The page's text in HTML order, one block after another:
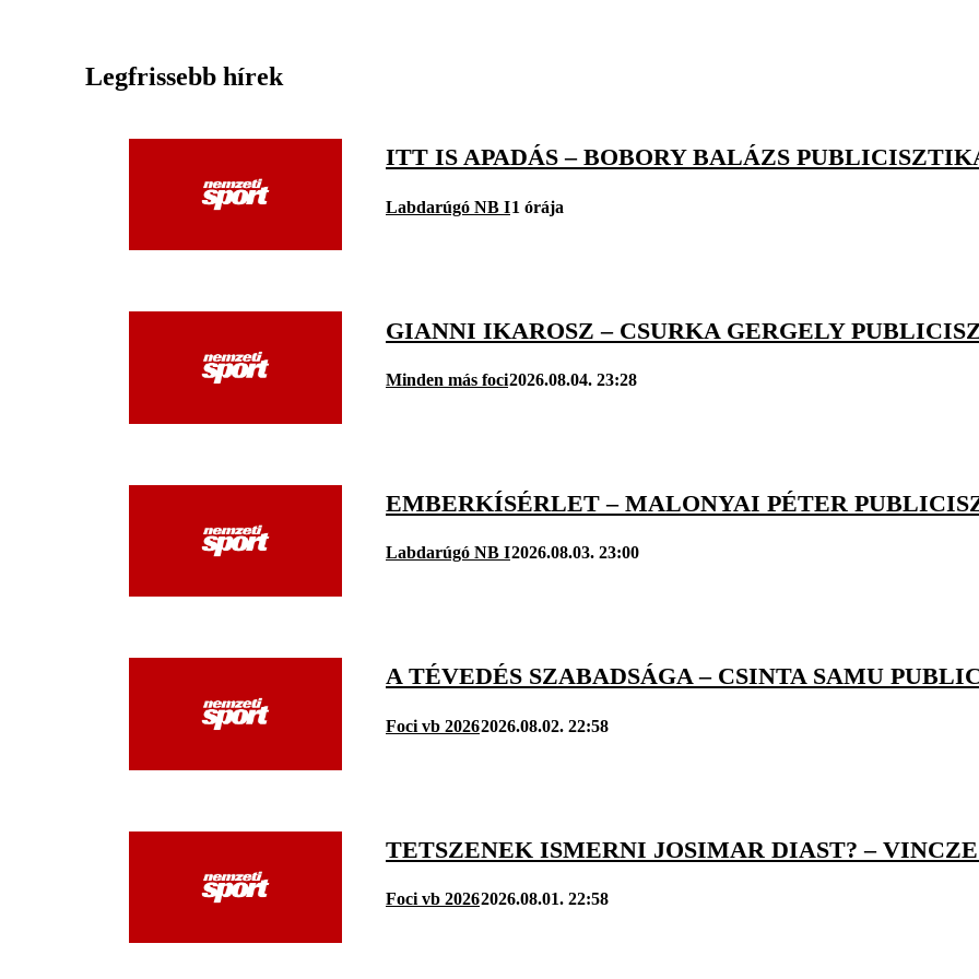
Legfrissebb hírek
ITT IS APADÁS – BOBORY BALÁZS
Labdarúgó NB I1 órája
GIANNI IKAROSZ – CSURKA GERGELY
Minden más foci2026.08.04. 23:28
EMBERKÍSÉRLET – MALONYAI PÉTER
Labdarúgó NB I2026.08.03. 23:00
A TÉVEDÉS SZABADSÁGA – CSINTA SAMU
Foci vb 20262026.08.02. 22:58
TETSZENEK ISMERNI JOSIMAR DIAST? –
Foci vb 20262026.08.01. 22:58